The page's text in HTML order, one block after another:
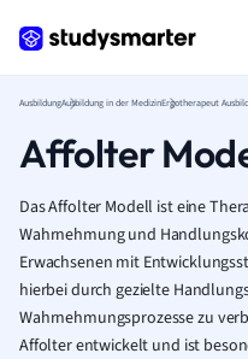
AusbildungAusbildung in der MedizinErgotherapeut
Affolter
Das Affolter Modell ist eine
Wahrnehmung und
Erwachsenen mit
hierbei durch gezielte
Wahrnehmungsprozesse zu
Affolter entwickelt und ist